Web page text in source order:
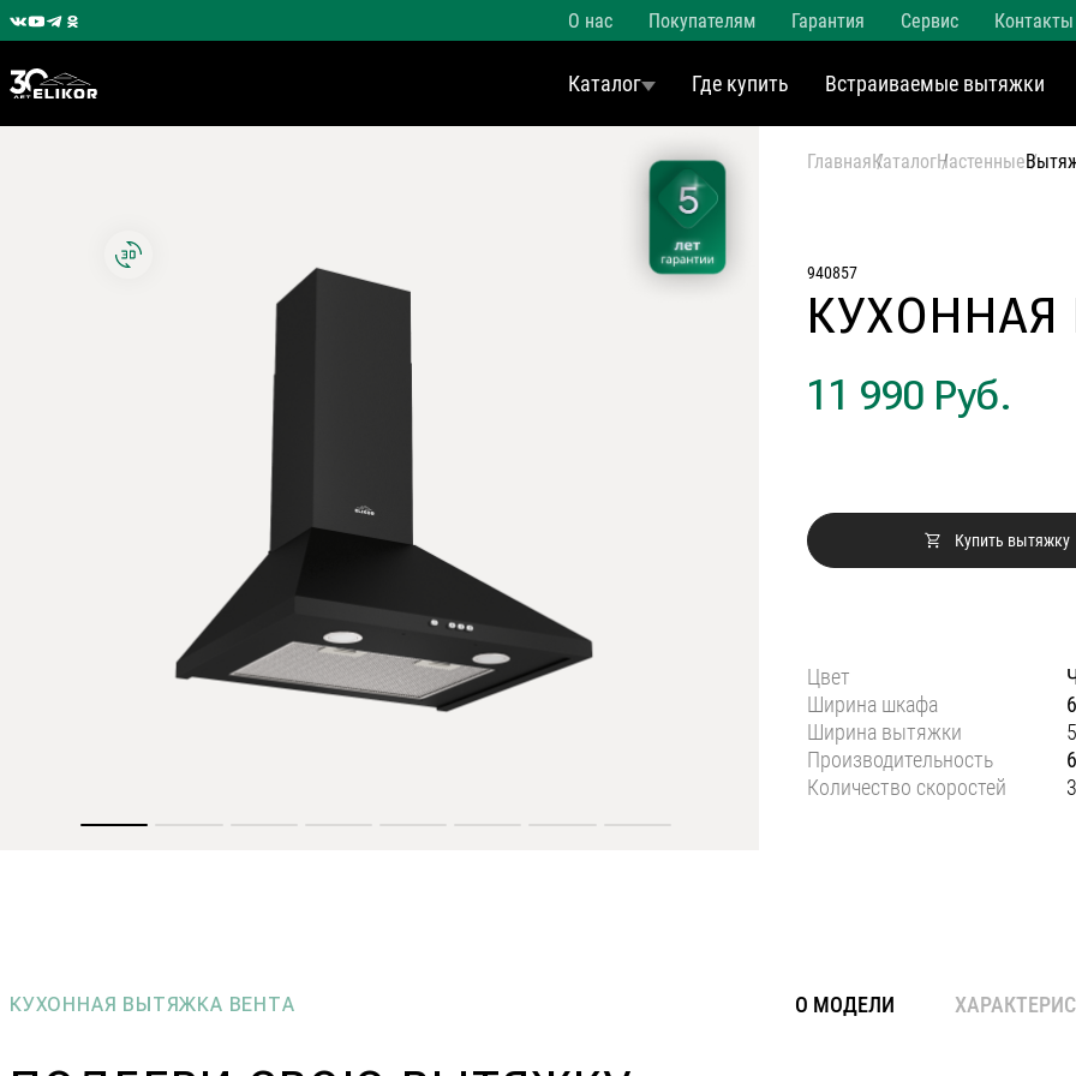
О нас Покупателям Гарантия Сервис Контакты
Каталог Где купить Встраиваемые вытяжки
ГлавнаяКаталогНастенные
940857
11 990 Руб.
Купить вытяжку
Цвет
Ширина шкафа
Ширина вытяжки
Производительность
Количество скоростей
3
КУХОННАЯ ВЫТЯЖКА ВЕНТА О МОДЕЛИ